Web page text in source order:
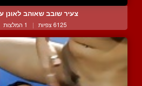
צעיר שובב שאוהב לאונן
6125 צפיות | 1 המלצות